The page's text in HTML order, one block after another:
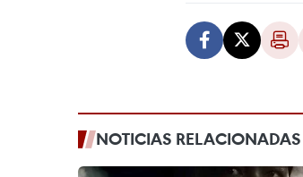
NOTICIAS RELACIONADAS